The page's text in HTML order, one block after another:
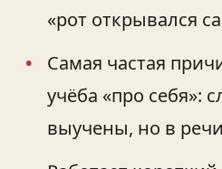
«рот открывался
Самая частая
учёба «про себя»:
выучены, но в